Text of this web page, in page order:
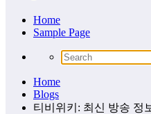
Home
Sample Page
Home
Blogs
티비위키: 최신 방송 정